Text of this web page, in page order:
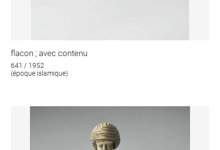
flacon ; avec contenu
641 / 1952
(époque islamique)